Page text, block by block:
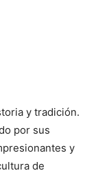
y tradición.
por sus
y
de